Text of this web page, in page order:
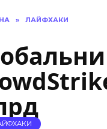
» ЛАЙФХАКИ